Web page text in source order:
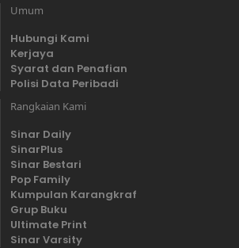
Umum
Hubungi Kami
Kerjaya
Syarat dan Penafian
Polisi Data Peribadi
Rangkaian Kami
Sinar Daily
SinarPlus
Sinar Bestari
Pop Family
Kumpulan Karangkraf
Grup Buku
Ultimate Print
Sinar Varsity